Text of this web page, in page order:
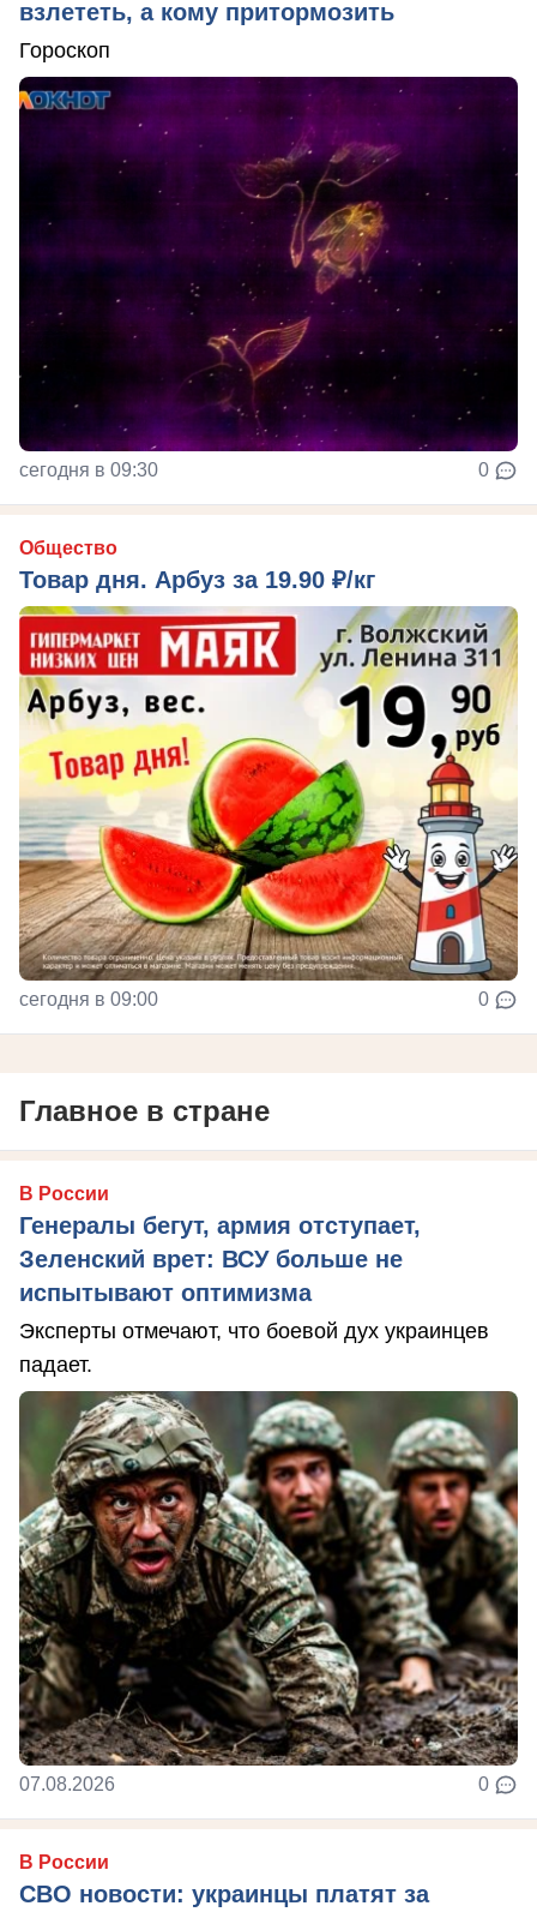
взлететь, а кому притормозить
Гороскоп
сегодня в 09:30 0
Общество
Товар дня. Арбуз за 19.90 ₽/кг
сегодня в 09:00 0
Главное в стране
В России
Генералы бегут, армия отступает,
Зеленский врет: ВСУ больше не
испытывают оптимизма
Эксперты отмечают, что боевой дух украинцев
падает.
07.08.2026 0
В России
СВО новости: украинцы платят за